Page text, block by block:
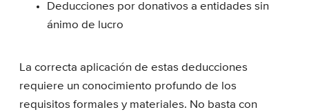
Deducciones por donativos a entidades sin
ánimo de lucro
La correcta aplicación de estas deducciones
requiere un conocimiento profundo de los
requisitos formales y materiales. No basta con